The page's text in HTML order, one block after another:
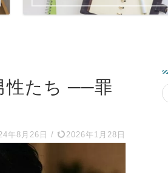
性たち ──罪
年8月26日 / 2026年1月28日